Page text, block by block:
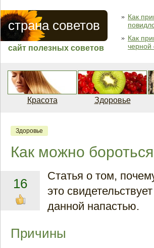
страна советов
сайт полезных советов
Как
Как
Красота Здоровье
Здоровье
Как можно
16
Статья о том,
это
данной напастью.
Причины